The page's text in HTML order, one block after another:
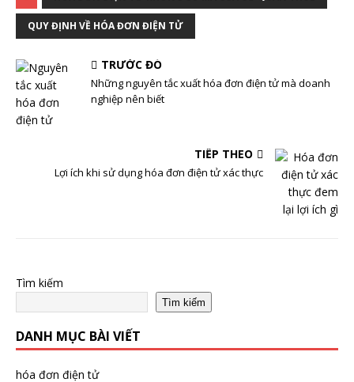
QUY ĐỊNH VỀ HÓA ĐƠN ĐIỆN TỬ
TRƯỚC ĐÓ
Những nguyên tắc xuất hóa đơn điện tử mà doanh
nghiệp nên biết
TIẾP THEO
Lợi ích khi sử dụng hóa đơn điện tử xác thực
Tìm kiếm
Tìm kiếm
DANH MỤC BÀI VIẾT
hóa đơn điện tử